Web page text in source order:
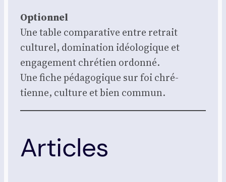
Option­nel
Une table com­pa­ra­tive entre retrait
cultu­rel, domi­na­tion idéo­lo­gique et
enga­ge­ment chré­tien ordon­né.
Une fiche péda­go­gique sur foi chré­
tienne, culture et bien com­mun.
Articles